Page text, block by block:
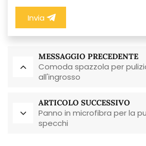
Invia
MESSAGGIO PRECEDENTE
Comoda spazzola per
all'ingrosso
ARTICOLO SUCCESSIVO
Panno in microfibra per la
specchi